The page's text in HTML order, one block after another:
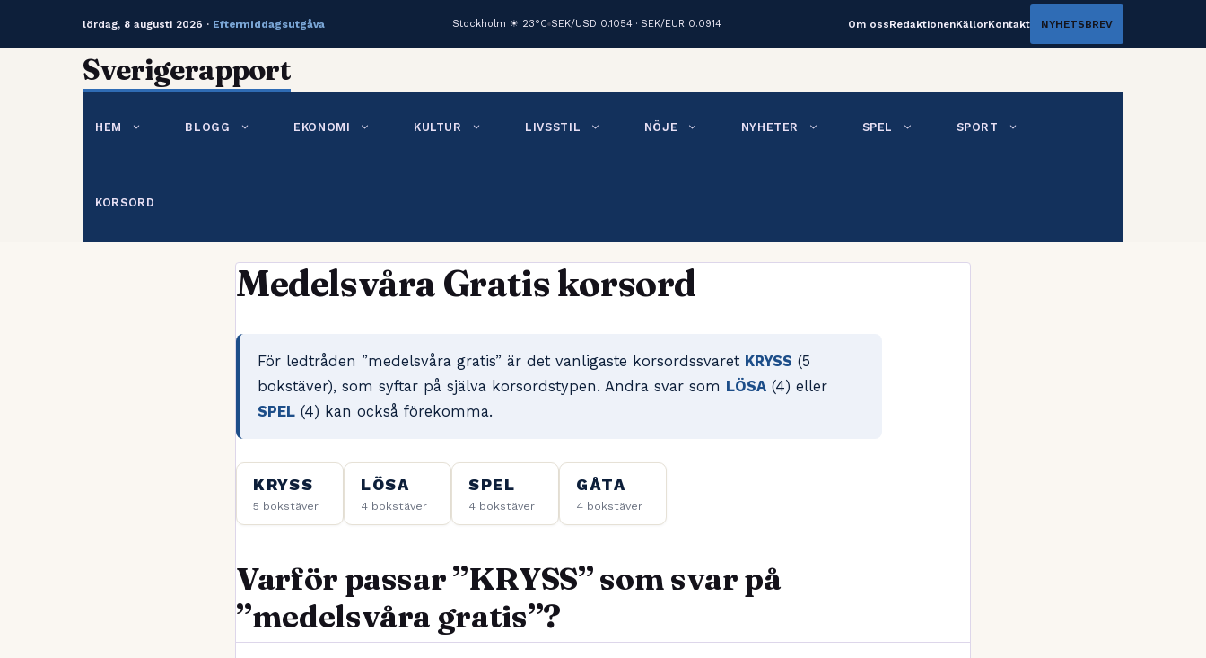
lördag, 8 augusti 2026 · Eftermiddagsutgåva Stockholm ☀ 23°C SEK/USD 0.1054 · SEK/EUR 0.0914 Om ossRedaktionenKällorKontakt NYHETSBREV
Sverigerapport
HEM BLOGG EKONOMI KULTUR LIVSSTIL NÖJE NYHETER SPEL SPORT
KORSORD
Medelsvåra Gratis korsord
För ledtråden ”medelsvåra gratis” är det vanligaste korsordssvaret KRYSS (5
bokstäver), som syftar på själva korsordstypen. Andra svar som LÖSA(4) eller
SPEL(4) kan också förekomma.
KRYSS
5 bokstäver
LÖSA
4 bokstäver
SPEL
4 bokstäver
GÅTA
4 bokstäver
Varför passar ”KRYSS” som svar på
”medelsvåra gratis”?